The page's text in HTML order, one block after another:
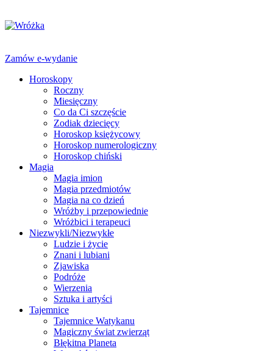
Zamów e-wydanie
Horoskopy
Roczny
Miesięczny
Co da Ci szczęście
Zodiak dziecięcy
Horoskop księżycowy
Horoskop numerologiczny
Horoskop chiński
Magia
Magia imion
Magia przedmiotów
Magia na co dzień
Wróżby i przepowiednie
Wróżbici i terapeuci
Niezwykli/Niezwykłe
Ludzie i życie
Znani i lubiani
Zjawiska
Podróże
Wierzenia
Sztuka i artyści
Tajemnice
Tajemnice Watykanu
Magiczny świat zwierząt
Błękitna Planeta